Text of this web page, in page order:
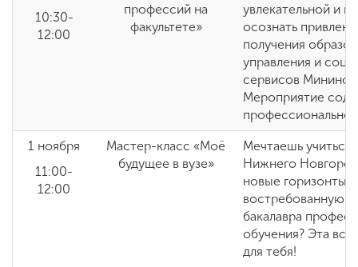
10:30-
12:00
профессий на
факультете»
увлекательной и
осознать
получения
управления и
сервисов
Мероприятие
1 ноября
11:00-
12:00
Мастер-класс «Моё
будущее в вузе»
Мечтаешь учиться
Нижнего
новые
востребованную
бакалавра
обучения? Эта
для тебя!